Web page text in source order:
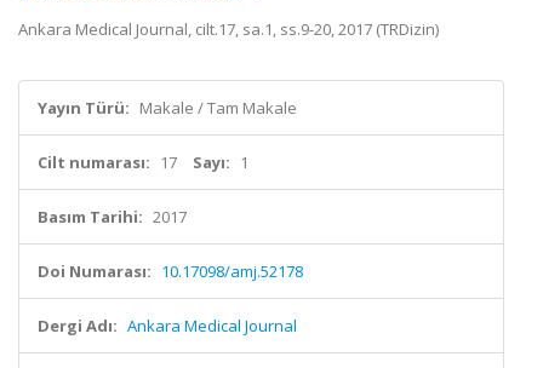
Ankara Medical Journal, cilt.17, sa.1, ss.9-20, 2017 (TRDizin)
Yayın Türü: Makale / Tam Makale
Cilt numarası: 17 Sayı: 1
Basım Tarihi: 2017
Doi Numarası: 10.17098/amj.52178
Dergi Adı: Ankara Medical Journal